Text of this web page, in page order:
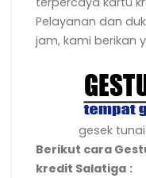
Pelayanan dan
jam, kami berikan
gesek
Berikut cara
kredit Salatiga :